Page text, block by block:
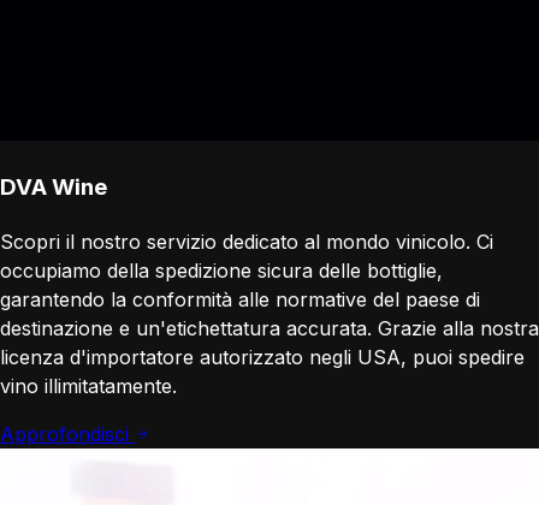
DVA Wine
Scopri il nostro servizio dedicato al mondo vinicolo. Ci
occupiamo della spedizione sicura delle bottiglie,
garantendo la conformità alle normative del paese di
destinazione e un'etichettatura accurata. Grazie alla nostra
licenza d'importatore autorizzato negli USA, puoi spedire
vino illimitatamente.
Approfondisci